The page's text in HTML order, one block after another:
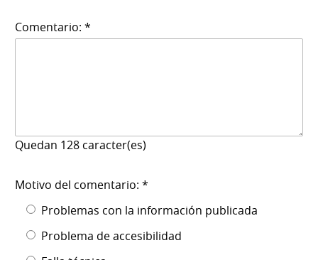
Comentario: *
Quedan 128 caracter(es)
Motivo del comentario: *
Problemas con la información publicada
Problema de accesibilidad